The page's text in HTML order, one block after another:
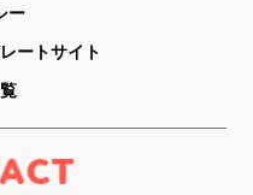
ー
ートサイト